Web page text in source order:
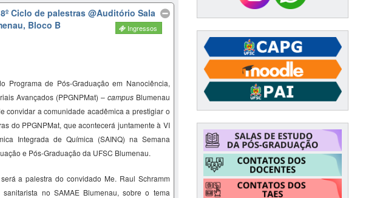
Ciclo de palestras @Auditório Sala
Bloco B
Ingressos
Programa de Pós-Graduação em Nanociência,
Avançados (PPGNPMat) – campusBlumenau
convidar a comunidade acadêmica a prestigiar o
do PPGNPMat, que acontecerá juntamente à VI
Integrada de Química (SAINQ) na Semana
e Pós-Graduação da UFSC Blumenau.
a palestra do convidado Me. Raul Schramm
no SAMAE Blumenau, sobre o tema